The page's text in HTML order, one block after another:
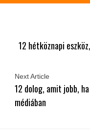
12 hétköznapi
Next Article
12 dolog, amit jobb,
médiában